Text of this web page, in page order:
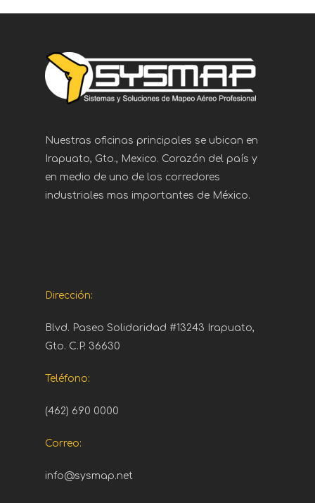
Nuestras oficinas principales se ubican en
Irapuato, Gto., Mexico. Corazón del país y
en medio de uno de los corredores
industriales mas importantes de México.
Dirección:
Blvd. Paseo Solidaridad #13243 Irapuato,
Gto. C.P. 36630
Teléfono:
(462) 690 0000
Correo:
info@sysmap.net